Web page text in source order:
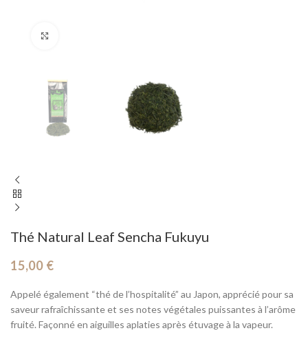
Thé Natural Leaf Sencha Fukuyu
15,00 €
Appelé également “thé de l’hospitalité” au Japon, apprécié pour sa
saveur rafraîchissante et ses notes végétales puissantes à l’arôme
fruité. Façonné en aiguilles aplaties après étuvage à la vapeur.